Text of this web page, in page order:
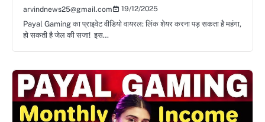
arvindnews25@gmail.com
19/12/2025
Payal Gaming का प्राइवेट वीडियो वायरल: लिंक शेयर करना पड़ सकता है महंगा,
हो सकती है जेल की सजा! इस…